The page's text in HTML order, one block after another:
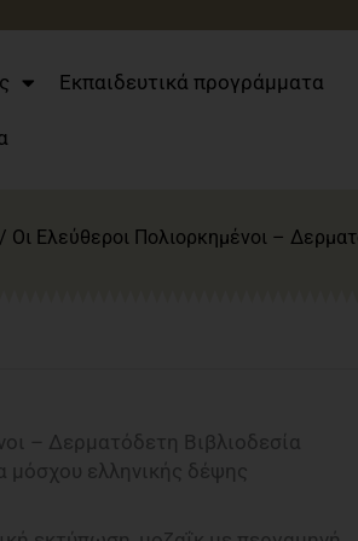
Εκπαιδευτικά προγράμματα
/ Οι Ελεύθεροι Πολιορκημένοι –
– Δερματόδετη Βιβλιοδεσία
μόσχου ελληνικής δέψης